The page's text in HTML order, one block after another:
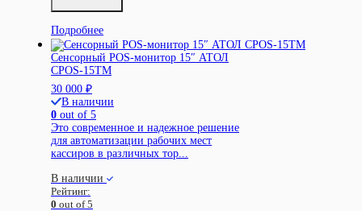
Подробнее
Сенсорный POS-монитор 15″ АТОЛ
CPOS-15TM
30 000 ₽
В наличии
0 out of 5
Это современное и надежное решение
для автоматизации рабочих мест
кассиров в различных тор...
В наличии
Рейтинг:
0 out of 5